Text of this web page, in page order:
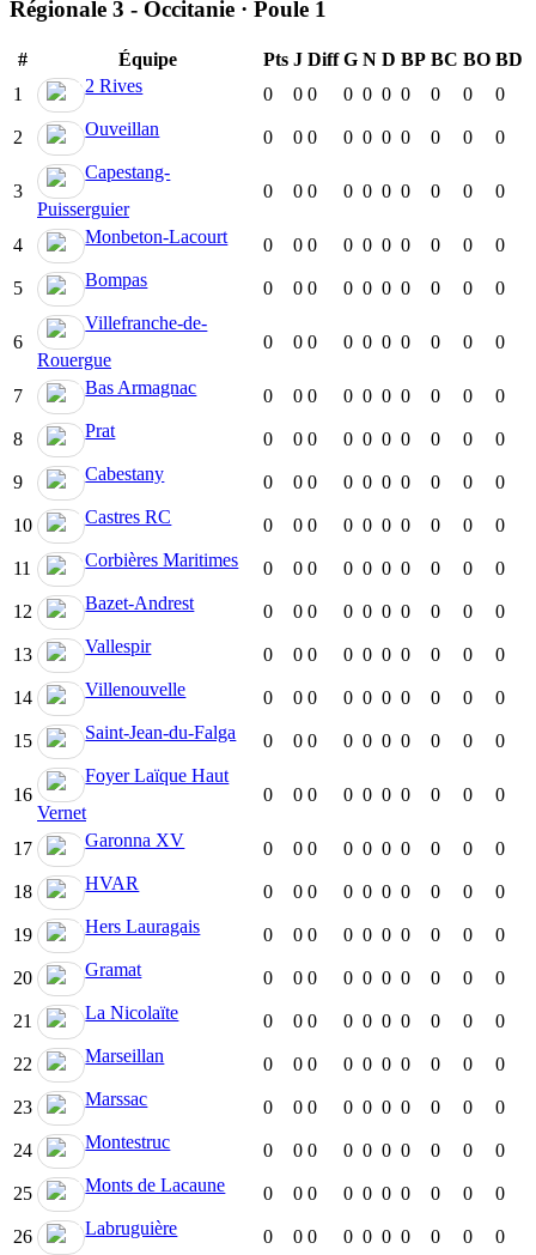
Régionale 3 - Occitanie · Poule 1
# Équipe Pts J Diff G N D BP BC BO BD
1
2 Rives 0 0 0 0 0 0 0 0 0 0
2 Ouveillan 0 0 0 0 0 0 0 0 0 0
3
Capestang-
Puisserguier
0 0 0 0 0 0 0 0 0 0
4 Monbeton-Lacourt 0 0 0 0 0 0 0 0 0 0
5 Bompas 0 0 0 0 0 0 0 0 0 0
6
Villefranche-de-
Rouergue
0 0 0 0 0 0 0 0 0 0
7 Bas Armagnac 0 0 0 0 0 0 0 0 0 0
8 Prat 0 0 0 0 0 0 0 0 0 0
9 Cabestany 0 0 0 0 0 0 0 0 0 0
10 Castres RC 0 0 0 0 0 0 0 0 0 0
11 Corbières Maritimes 0 0 0 0 0 0 0 0 0 0
12 Bazet-Andrest 0 0 0 0 0 0 0 0 0 0
13 Vallespir 0 0 0 0 0 0 0 0 0 0
14 Villenouvelle 0 0 0 0 0 0 0 0 0 0
15 Saint-Jean-du-Falga 0 0 0 0 0 0 0 0 0 0
16
Foyer Laïque Haut
Vernet
0 0 0 0 0 0 0 0 0 0
17 Garonna XV 0 0 0 0 0 0 0 0 0 0
18 HVAR 0 0 0 0 0 0 0 0 0 0
19 Hers Lauragais 0 0 0 0 0 0 0 0 0 0
20 Gramat 0 0 0 0 0 0 0 0 0 0
21 La Nicolaïte 0 0 0 0 0 0 0 0 0 0
22 Marseillan 0 0 0 0 0 0 0 0 0 0
23 Marssac 0 0 0 0 0 0 0 0 0 0
24 Montestruc 0 0 0 0 0 0 0 0 0 0
25 Monts de Lacaune 0 0 0 0 0 0 0 0 0 0
26 Labruguière 0 0 0 0 0 0 0 0 0 0